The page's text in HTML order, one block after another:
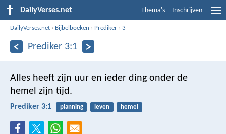
DailyVerses.net Thema's Inschrijven
DailyVerses.net › Bijbelboeken › Prediker ›3
Prediker 3:1
Alles heeft zijn uur en ieder ding onder de
hemel zijn tijd.
Prediker 3:1 planning leven hemel